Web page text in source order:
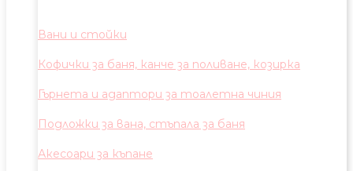
Вани и стойки
Кофички за баня, канче за поливане, козирка
Гърнета и адаптори за тоалетна чиния
Подложки за вана, стъпала за баня
Акесоари за къпане